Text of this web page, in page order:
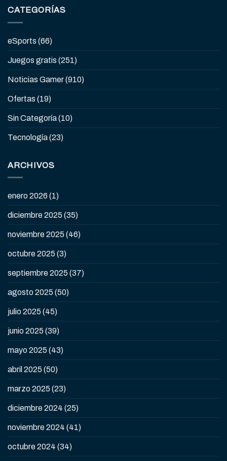
CATEGORÍAS
eSports (66)
Juegos gratis (251)
Noticias Gamer(910)
Ofertas (19)
Sin Categoría(10)
Tecnología(23)
ARCHIVOS
enero 2026 (1)
diciembre 2025 (35)
noviembre 2025 (46)
octubre 2025 (3)
septiembre 2025 (37)
agosto 2025 (50)
julio 2025 (45)
junio 2025 (39)
mayo 2025 (43)
abril 2025 (50)
marzo 2025 (23)
diciembre 2024 (25)
noviembre 2024 (41)
octubre 2024 (34)